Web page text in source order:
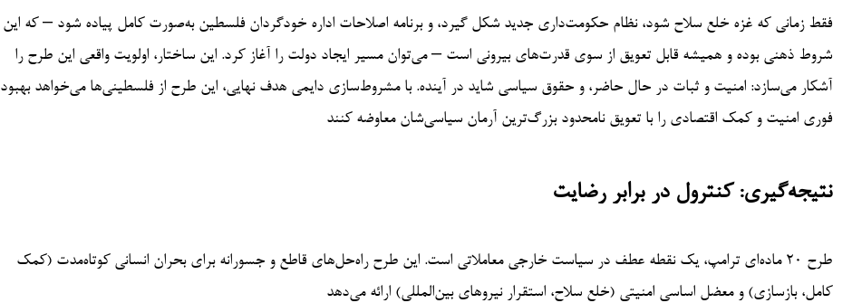
فقط زمانی که غزه خلع سلاح شود، نظام حکومت‌داری جدید شکل گیرد، و برنامه اصلاحات اداره خودگردان فلسطین به‌صورت کامل پیاده شود – که این
شروط ذهنی بوده و همیشه قابل تعویق از سوی قدرت‌های بیرونی است – می‌توان مسیر ایجاد دولت را آغاز کرد. این ساختار، اولویت واقعی این طرح را
آشکار می‌سازد: امنیت و ثبات در حال حاضر، و حقوق سیاسی شاید در آینده. با مشروط‌سازی دایمی هدف نهایی، این طرح از فلسطینی‌ها می‌خواهد بهبود
فوری امنیت و کمک اقتصادی را با تعویق نامحدود بزرگ‌ترین آرمان سیاسی‌شان معاوضه کنند
نتیجه‌گیری: کنترول در برابر رضایت
طرح ۲۰ ماده‌ای ترامپ، یک نقطه عطف در سیاست خارجی معاملاتی است. این طرح راه‌حل‌های قاطع و جسورانه برای بحران انسانی کوتاه‌مدت (کمک
کامل، بازسازی) و معضل اساسی امنیتی (خلع سلاح، استقرار نیروهای بین‌المللی) ارائه می‌دهد